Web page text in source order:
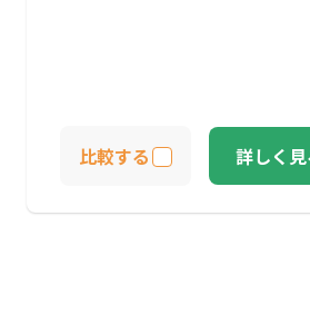
比較する 詳しく見